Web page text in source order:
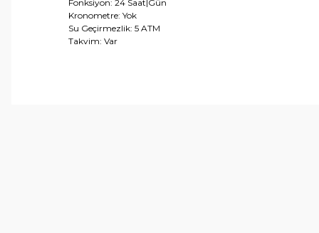
Fonksiyon: 24 Saat|Gün
Kronometre: Yok
Su Geçirmezlik: 5 ATM
Takvim: Var